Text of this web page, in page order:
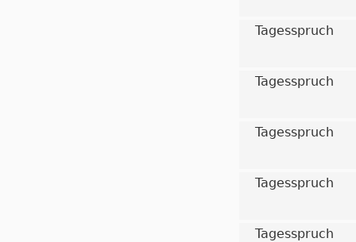
Tagesspruch
Tagesspruch
Tagesspruch
Tagesspruch
Tagesspruch